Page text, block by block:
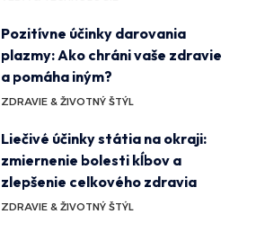
Pozitívne účinky darovania
plazmy: Ako chráni vaše zdravie
a pomáha iným?
ZDRAVIE & ŽIVOTNÝ ŠTÝL
Liečivé účinky státia na okraji:
zmiernenie bolesti kĺbov a
zlepšenie celkového zdravia
ZDRAVIE & ŽIVOTNÝ ŠTÝL